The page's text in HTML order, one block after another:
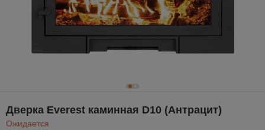
Дверка Everest каминная D10 (Антрацит)
Ожидается